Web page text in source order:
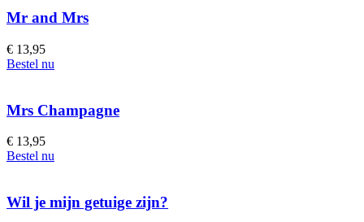
Mr and Mrs
€ 13,95
Bestel nu
Mrs Champagne
€ 13,95
Bestel nu
Wil je mijn getuige zijn?